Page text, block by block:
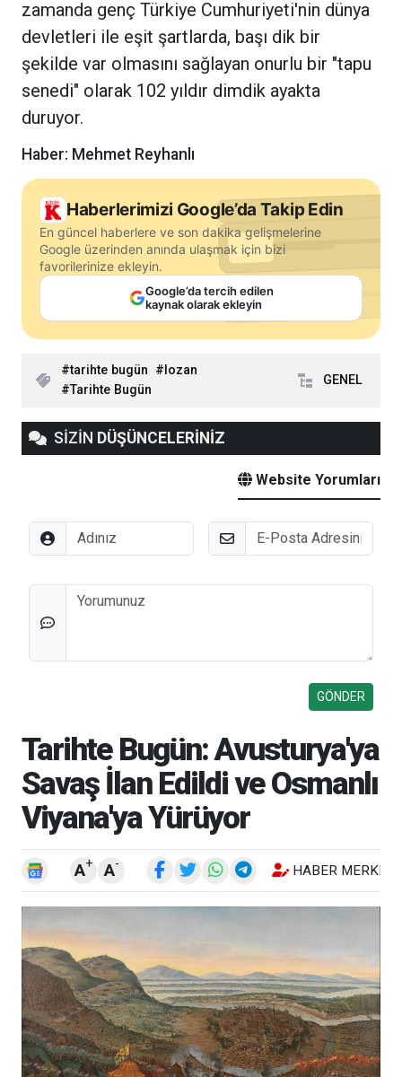
zamanda genç Türkiye Cumhuriyeti'nin dünya
devletleri ile eşit şartlarda, başı dik bir
şekilde var olmasını sağlayan onurlu bir "tapu
senedi" olarak 102 yıldır dimdik ayakta
duruyor.
Haber: Mehmet Reyhanlı
Haberlerimizi Google’da Takip Edin
En güncel haberlere ve son dakika gelişmelerine
Google üzerinden anında ulaşmak için bizi
favorilerinize ekleyin.
Google’da tercih edilen
kaynak olarak ekleyin
tarihte bugün
lozan
Tarihte Bugün
GENEL
SİZİN DÜŞÜNCELERİNİZ
Website Yorumları
Adınız E-Posta
Düşünceleriniz
Tarihte Bugün: Avusturya'ya
Savaş İlan Edildi ve Osmanlı
Viyana'ya Yürüyor
A+ A- HABER MERKEZI